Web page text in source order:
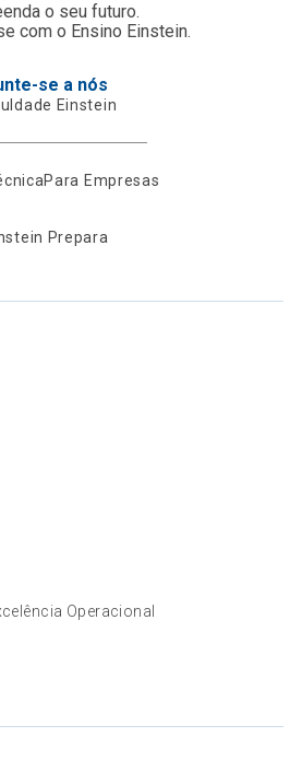
o seu futuro.
com o Ensino Einstein.
se a nós
Einstein
Para Empresas
Prepara
Operacional